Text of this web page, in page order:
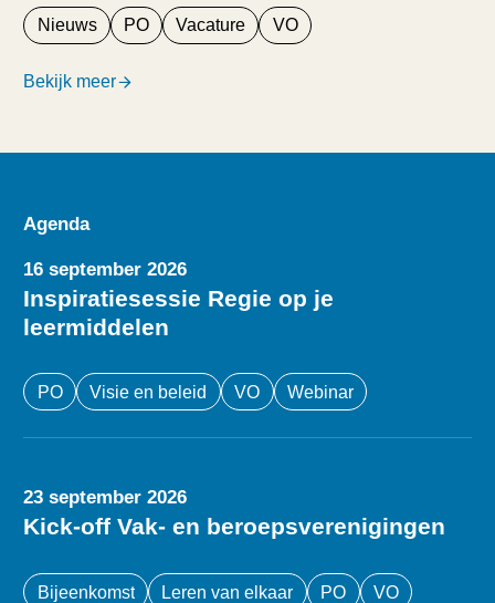
Nieuws PO Vacature VO
Bekijk meer
Agenda
16 september 2026
Inspiratiesessie Regie op je
leermiddelen
PO Visie en beleid VO Webinar
23 september 2026
Kick-off Vak- en beroepsverenigingen
Bijeenkomst Leren van elkaar PO VO